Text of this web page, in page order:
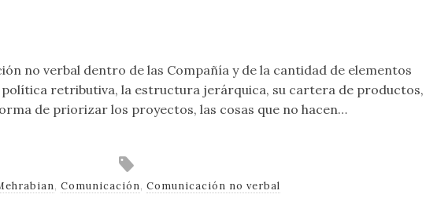
no verbal dentro de las Compañía y de la cantidad de elementos
política retributiva, la estructura jerárquica, su cartera de productos,
de priorizar los proyectos, las cosas que no hacen…
, Comunicación, Comunicación no verbal